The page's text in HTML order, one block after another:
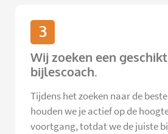
3
Wij zoeken een
bijlescoach.
Tijdens het zoeken naar de
houden we je actief op de
voortgang, totdat we de juiste